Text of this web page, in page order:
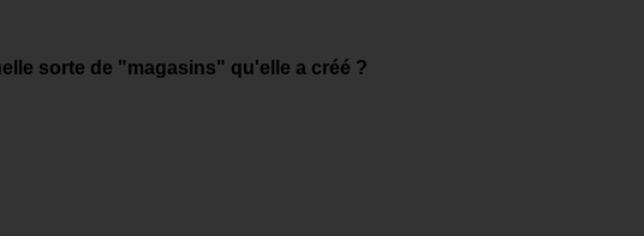
sorte de "magasins" qu'elle a créé ?